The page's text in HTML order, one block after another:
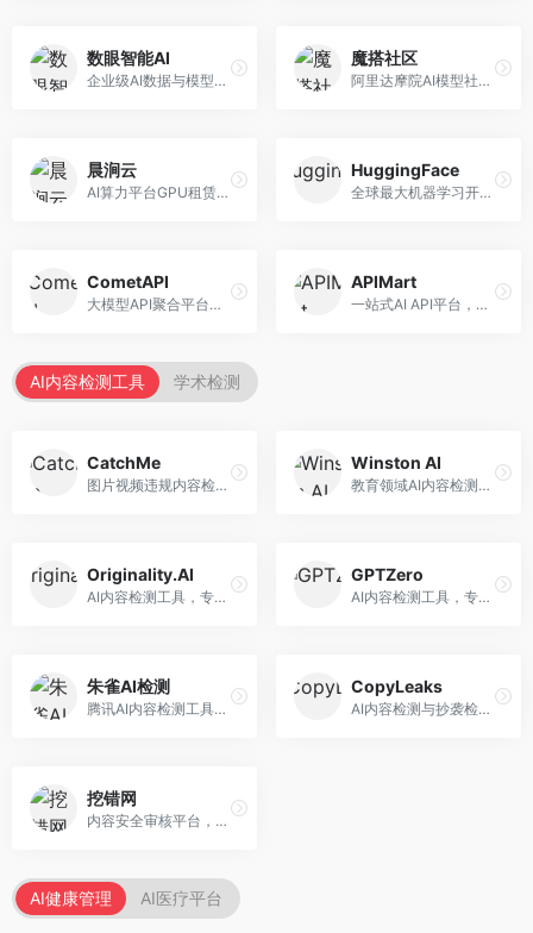
数眼智能AI
企业级AI数据与模型服务平台，专注于数据驱动AI。面向企业用户，提供数据管理、模型训练、部署服务等，数据治理能力强。
魔搭社区
阿里达摩院AI模型社区，专注于中文AI生态。面向中文开发者，提供开源模型、数据集、开发工具等资源，中文模型丰富。
晨涧云
AI算力平台GPU租赁服务，专注于弹性算力。面向开发者和研究者，提供GPU租赁、弹性调度、成本优化等服务，算力灵活。
HuggingFace
全球最大机器学习开源社区，整合模型库与开发工具。面向AI研究者和开发者，提供开源模型、数据集、开发工具等资源，开源生态最完善。
CometAPI
大模型API聚合平台，整合多种AI模型服务。面向开发者，提供统一接口、模型切换、监控分析等服务，API管理便捷。
APIMart
一站式AI API平台，整合多种AI服务。面向开发者，提供模型API、图像处理、语音识别等服务，API种类丰富。
AI内容检测工具 学术检测
CatchMe
图片视频违规内容检测平台，专注于视觉内容安全。面向内容平台，提供图片审核、视频审核、直播监控等服务，视觉检测专业。
Winston AI
教育领域AI内容检测平台，专注于学术诚信。面向教育机构，提供AI内容检测、抄袭检测、报告生成等服务，教育适配性强。
Originality.AI
AI内容检测工具，专注于内容原创性验证。面向内容创作者和出版商，提供AI检测、抄袭检测、批量分析等服务，检测精度高。
GPTZero
AI内容检测工具，专注于AI生成文本识别。面向教育工作者和出版商，提供文本检测、批量分析、API接口等服务，检测准确率高。
朱雀AI检测
腾讯AI内容检测工具，专注于中文内容识别。面向中文用户，提供AI内容检测、文本分析、报告生成等服务，中文检测专业。
CopyLeaks
AI内容检测与抄袭检测平台，专注于内容原创性验证。面向教育机构和出版商，提供AI检测、抄袭检测、多语言支持等服务，检测全面。
挖错网
内容安全审核平台，专注于违规内容检测。面向企业和平台，提供内容审核、敏感词检测、风险预警等服务，安全审核专业。
AI健康管理 AI医疗平台